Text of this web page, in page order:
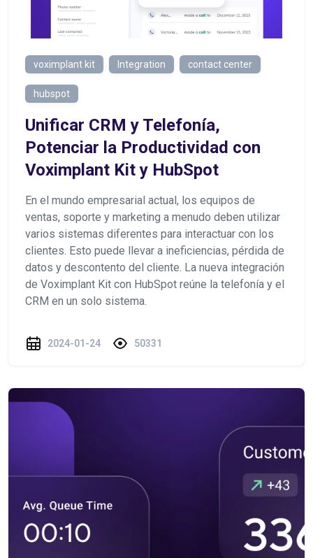
voximplant kit Integration contact center
hubspot
Unificar CRM y Telefonía,
Potenciar la Productividad con
Voximplant Kit y HubSpot
En el mundo empresarial actual, los equipos de
ventas, soporte y marketing a menudo deben utilizar
varios sistemas diferentes para interactuar con los
clientes. Esto puede llevar a ineficiencias, pérdida de
datos y descontento del cliente. La nueva integración
de Voximplant Kit con HubSpot reúne la telefonía y el
CRM en un solo sistema.
2024-01-24 50331